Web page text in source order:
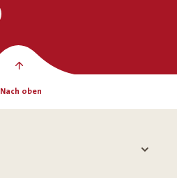
Nach oben